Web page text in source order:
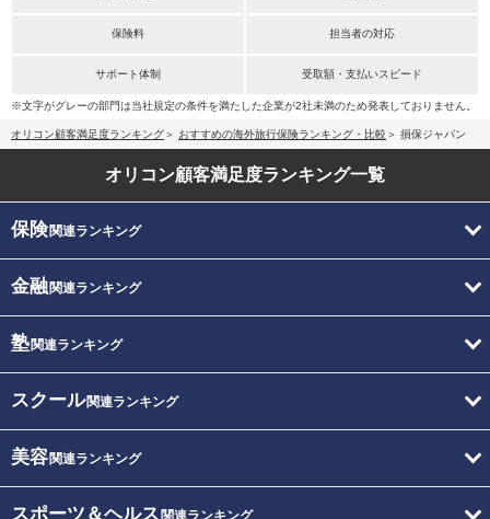
保険料 担当者の対応
サポート体制 受取額・支払いスピード
※文字がグレーの部門は当社規定の条件を満たした企業が2社未満のため発表しておりません。
オリコン顧客満足度ランキング おすすめの海外旅行保険ランキング・比較 損保ジャパン
オリコン顧客満足度ランキング一覧
保険関連ランキング
金融関連ランキング
塾関連ランキング
スクール関連ランキング
美容関連ランキング
スポーツ＆ヘルス 関連ランキング